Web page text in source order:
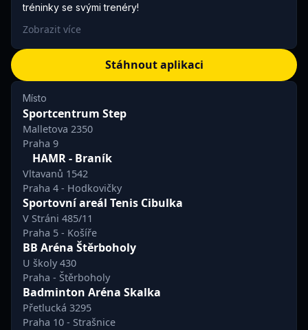
tréninky se svými trenéry!
Zobrazit více
Stáhnout aplikaci
Místo
Sportcentrum Step
Malletova 2350
Praha 9
HAMR - Braník
Vltavanů 1542
Praha 4 - Hodkovičky
Sportovní areál Tenis Cibulka
V Stráni 485/11
Praha 5 - Košíře
BB Aréna Štěrboholy
U školy 430
Praha - Štěrboholy
Badminton Aréna Skalka
Přetlucká 3295
Praha 10 - Strašnice